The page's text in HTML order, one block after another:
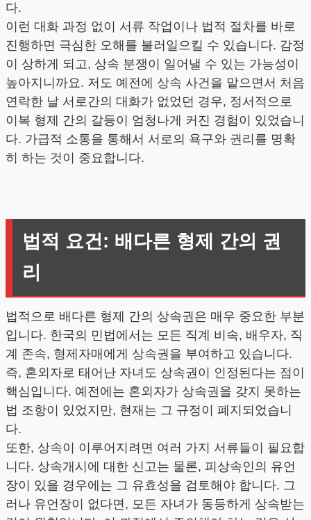
다.
이런 대화 과정 없이 서류 작업이나 법적 절차를 바로
진행하면 극심한 오해를 불러일으킬 수 있습니다. 감정
이 상하게 되고, 상속 분쟁이 일어낼 수 있는 가능성이
높아지니까요. 저도 예전에 상속 사건을 맡으면서 처음
연락한 날 서로간의 대화가 없었던 경우, 정서적으로
이복 형제 간의 갈등이 엄청나게 커진 경험이 있었습니
다. 가급적 소통을 통해서 서로의 욕구와 권리를 명확
히 하는 것이 중요합니다.
법적 요건: 배다른 형제 간의 권
리
법적으로 배다른 형제 간의 상속권은 매우 중요한 부분
입니다. 한국의 민법에서는 모든 직계 비속, 배우자, 직
계 존속, 형제자매에게 상속권을 부여하고 있습니다.
즉, 혼외자로 태어난 자녀도 상속권이 인정된다는 점이
핵심입니다. 예전에는 혼외자가 상속권을 갖지 못하는
법 조항이 있었지만, 현재는 그 규정이 폐지되었습니
다.
또한, 상속이 이루어지려면 여러 가지 서류들이 필요합
니다. 상속개시에 대한 신고는 물론, 피상속인의 유언
장이 있을 경우에는 그 유효성을 검토해야 합니다. 그
러나 유언장이 없다면, 모든 자녀가 동등하게 상속받는